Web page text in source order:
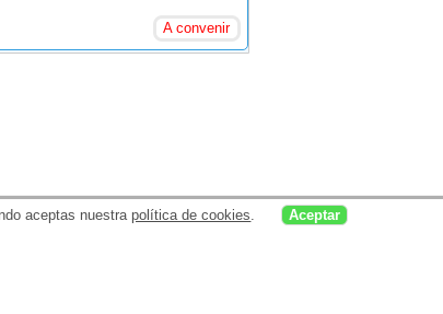
A convenir
aceptas nuestrapolítica de cookies. Aceptar